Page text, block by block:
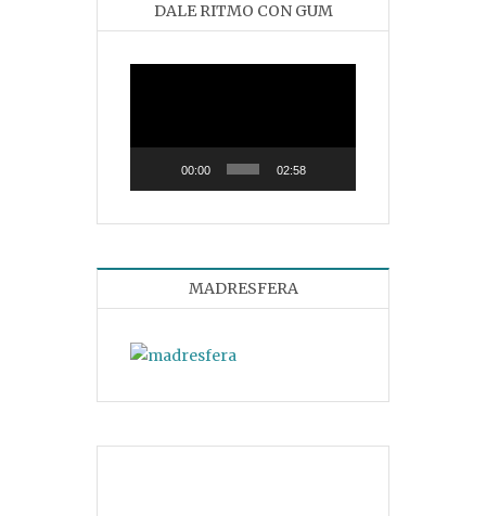
DALE RITMO CON GUM
00:00 02:58
MADRESFERA